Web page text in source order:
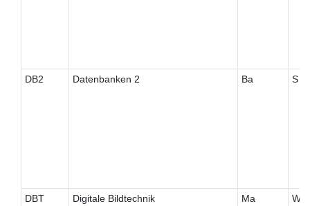
DB2 Datenbanken 2 Ba S
DBT Digitale Bildtechnik Ma W